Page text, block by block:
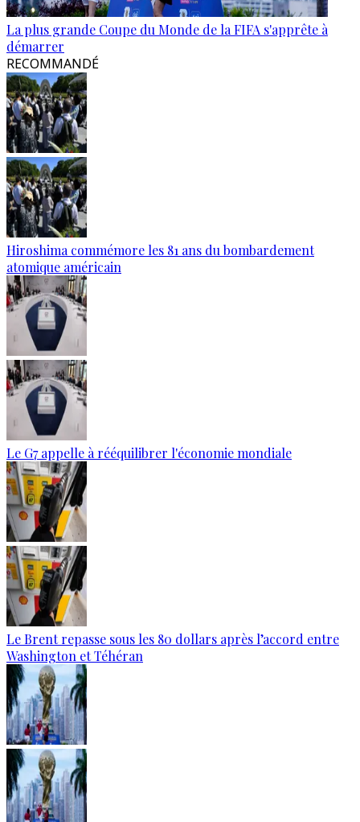
La plus grande Coupe du Monde de la FIFA s'apprête à
démarrer
RECOMMANDÉ
Hiroshima commémore les 81 ans du bombardement
atomique américain
Le G7 appelle à rééquilibrer l'économie mondiale
Le Brent repasse sous les 80 dollars après l’accord entre
Washington et Téhéran